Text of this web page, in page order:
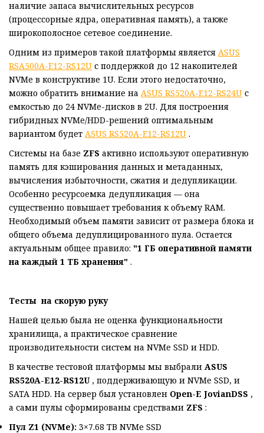
наличие запаса вычислительных ресурсов
(процессорные ядра, оперативная память), а также
широкополосное сетевое соединение.
Одним из примеров такой платформы является ASUS
RSA500A-E12-RS12U с поддержкой до 12 накопителей
NVMe в конструктиве 1U. Если этого недостаточно,
можно обратить внимание на ASUS RS520A-E12-RS24U с
емкостью до 24 NVMe-дисков в 2U. Для построения
гибридных NVMe/HDD-решений оптимальным
вариантом будет ASUS RS520A-E12-RS12U .
Системы на базе ZFS активно используют оперативную
память для кэширования данных и метаданных,
вычисления избыточности, сжатия и дедупликации.
Особенно ресурсоемка дедупликация — она
существенно повышает требования к объему RAM.
Необходимый объем памяти зависит от размера блока и
общего объема дедуплицированного пула. Остается
актуальным общее правило: "1 ГБ оперативной памяти
на каждый 1 ТБ хранения" .
Тесты на скорую руку
Нашей целью была не оценка функциональности
хранилища, а практическое сравнение
производительности систем на NVMe SSD и HDD.
В качестве тестовой платформы мы выбрали ASUS
RS520A-E12-RS12U, поддерживающую и NVMe SSD, и
SATA HDD. На сервер был установлен Open-E JovianDSS ,
а сами пулы сформированы средствами ZFS :
Пул Z1 (NVMe): 3×7.68 ТВ NVMe SSD